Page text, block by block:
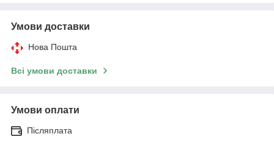
Умови доставки
Нова Пошта
Всі умови доставки
Умови оплати
Післяплата